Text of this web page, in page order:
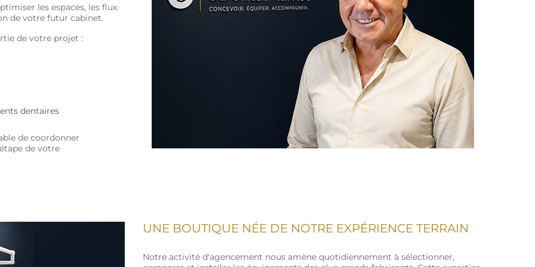
les espaces, les flux
de votre futur cabinet.
de votre projet :
dentaires
de coordonner
de votre
UNE BOUTIQUE NÉE DE NOTRE EXPÉRIENCE TERRAIN
Notre activité d'agencement nous amène quotidiennement à sélectionner,